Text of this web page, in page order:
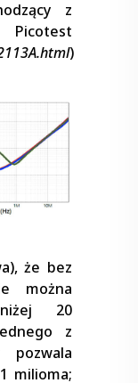
z
)
że bez
można
20
z
pozwala
milioma;